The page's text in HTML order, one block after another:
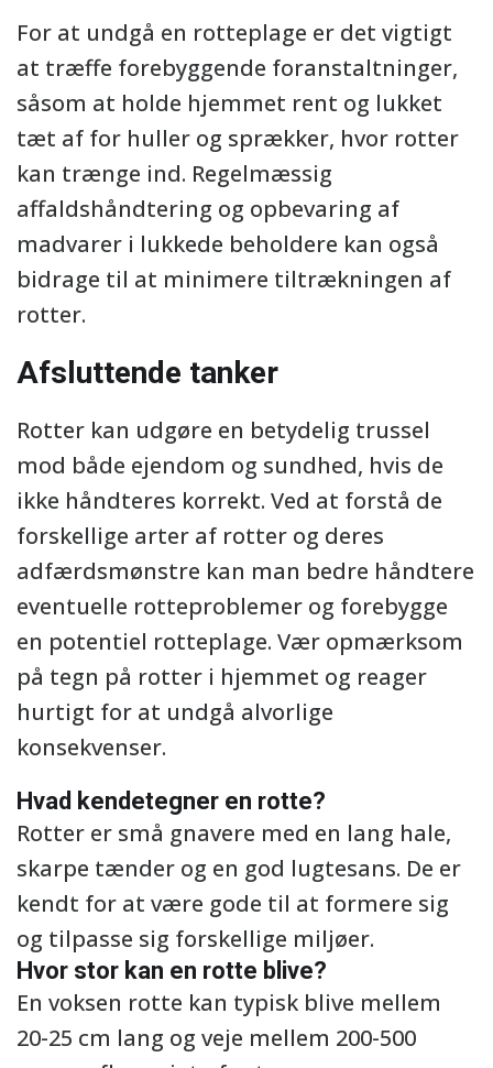
For at undgå en rotteplage er det vigtigt
at træffe forebyggende foranstaltninger,
såsom at holde hjemmet rent og lukket
tæt af for huller og sprækker, hvor rotter
kan trænge ind. Regelmæssig
affaldshåndtering og opbevaring af
madvarer i lukkede beholdere kan også
bidrage til at minimere tiltrækningen af
rotter.
Afsluttende tanker
Rotter kan udgøre en betydelig trussel
mod både ejendom og sundhed, hvis de
ikke håndteres korrekt. Ved at forstå de
forskellige arter af rotter og deres
adfærdsmønstre kan man bedre håndtere
eventuelle rotteproblemer og forebygge
en potentiel rotteplage. Vær opmærksom
på tegn på rotter i hjemmet og reager
hurtigt for at undgå alvorlige
konsekvenser.
Hvad kendetegner en rotte?
Rotter er små gnavere med en lang hale,
skarpe tænder og en god lugtesans. De er
kendt for at være gode til at formere sig
og tilpasse sig forskellige miljøer.
Hvor stor kan en rotte blive?
En voksen rotte kan typisk blive mellem
20-25 cm lang og veje mellem 200-500